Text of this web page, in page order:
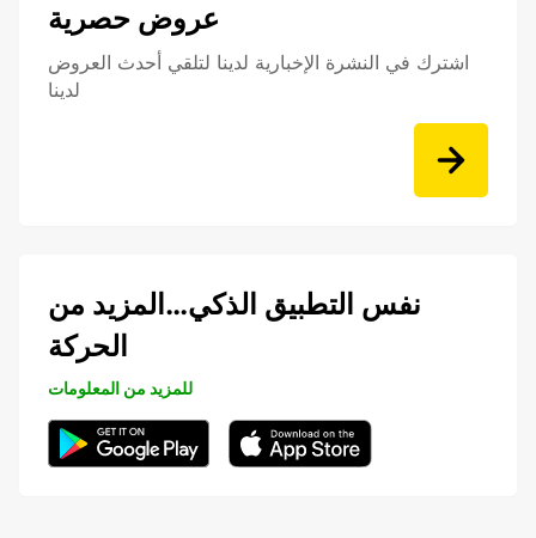
عروض حصرية
اشترك في النشرة الإخبارية لدينا لتلقي أحدث العروض
لدينا
نفس التطبيق الذكي…المزيد من
الحركة
للمزيد من المعلومات